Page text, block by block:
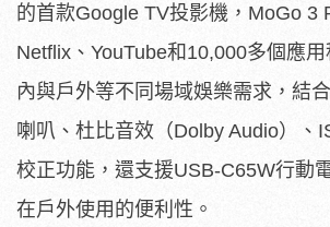
的首款Google TV投影機，MoGo 3
Netflix、YouTube和10,000多個應
內與戶外等不同場域娛樂需求，結
喇叭、杜比音效（Dolby Audio）、
校正功能，還支援USB-C65W行動
在戶外使用的便利性。